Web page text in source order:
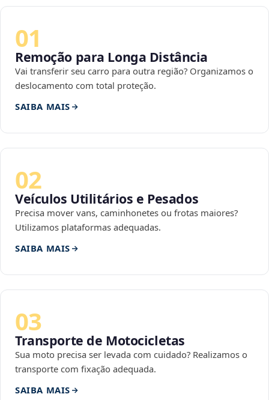
01
Remoção para Longa Distância
Vai transferir seu carro para outra região? Organizamos o
deslocamento com total proteção.
SAIBA MAIS
02
Veículos Utilitários e Pesados
Precisa mover vans, caminhonetes ou frotas maiores?
Utilizamos plataformas adequadas.
SAIBA MAIS
03
Transporte de Motocicletas
Sua moto precisa ser levada com cuidado? Realizamos o
transporte com fixação adequada.
SAIBA MAIS